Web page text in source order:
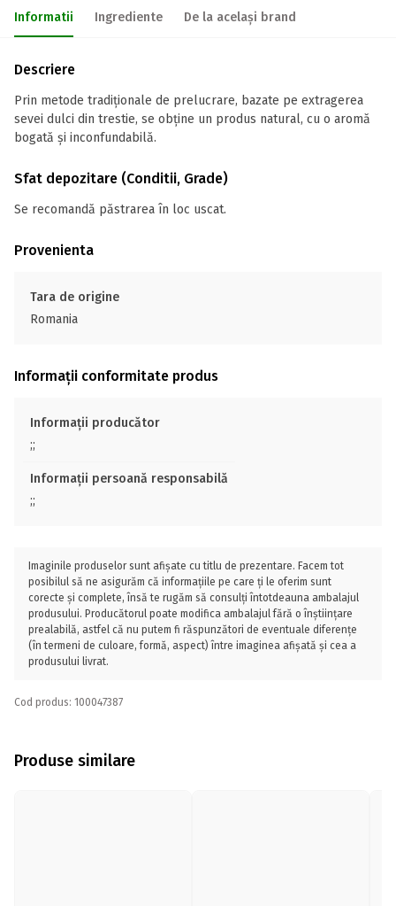
Informatii Ingrediente De la același brand
Descriere
Prin metode tradiționale de prelucrare, bazate pe extragerea
sevei dulci din trestie, se obține un produs natural, cu o aromă
bogată și inconfundabilă.
Sfat depozitare (Conditii, Grade)
Se recomandă păstrarea în loc uscat.
Provenienta
Tara de origine
Romania
Informații conformitate produs
Informații producător
;;
Informații persoană responsabilă
;;
Imaginile produselor sunt afișate cu titlu de prezentare. Facem tot
posibilul să ne asigurăm că informațiile pe care ți le oferim sunt
corecte și complete, însă te rugăm să consulți întotdeauna ambalajul
produsului. Producătorul poate modifica ambalajul fără o înștiințare
prealabilă, astfel că nu putem fi răspunzători de eventuale diferențe
(în termeni de culoare, formă, aspect) între imaginea afișată și cea a
produsului livrat.
Cod produs: 100047387
Produse similare